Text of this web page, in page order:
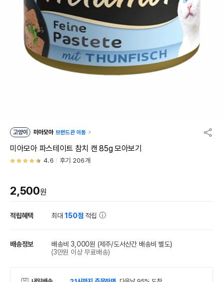
고양이 미아모아 브랜드관 이동
미아모아 파스테이트 참치 캔 85g 모아보기
4.6 후기 206개
2,500원
적립혜택 최대150점 적립
배송정보 배송비 3,000원 (제주/도서산간 배송비 별도)
(3만원 이상 무료배송)